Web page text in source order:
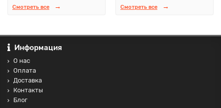
Смотреть все Смотреть все
Информация
О нас
Оплата
Доставка
Контакты
Блог